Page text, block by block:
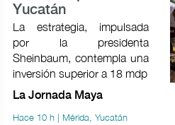
Yucatán
La estrategia, impulsada
por la presidenta
Sheinbaum, contempla una
inversión superior a 18 mdp
La Jornada Maya
Hace 10 h | Mérida, Yucatán